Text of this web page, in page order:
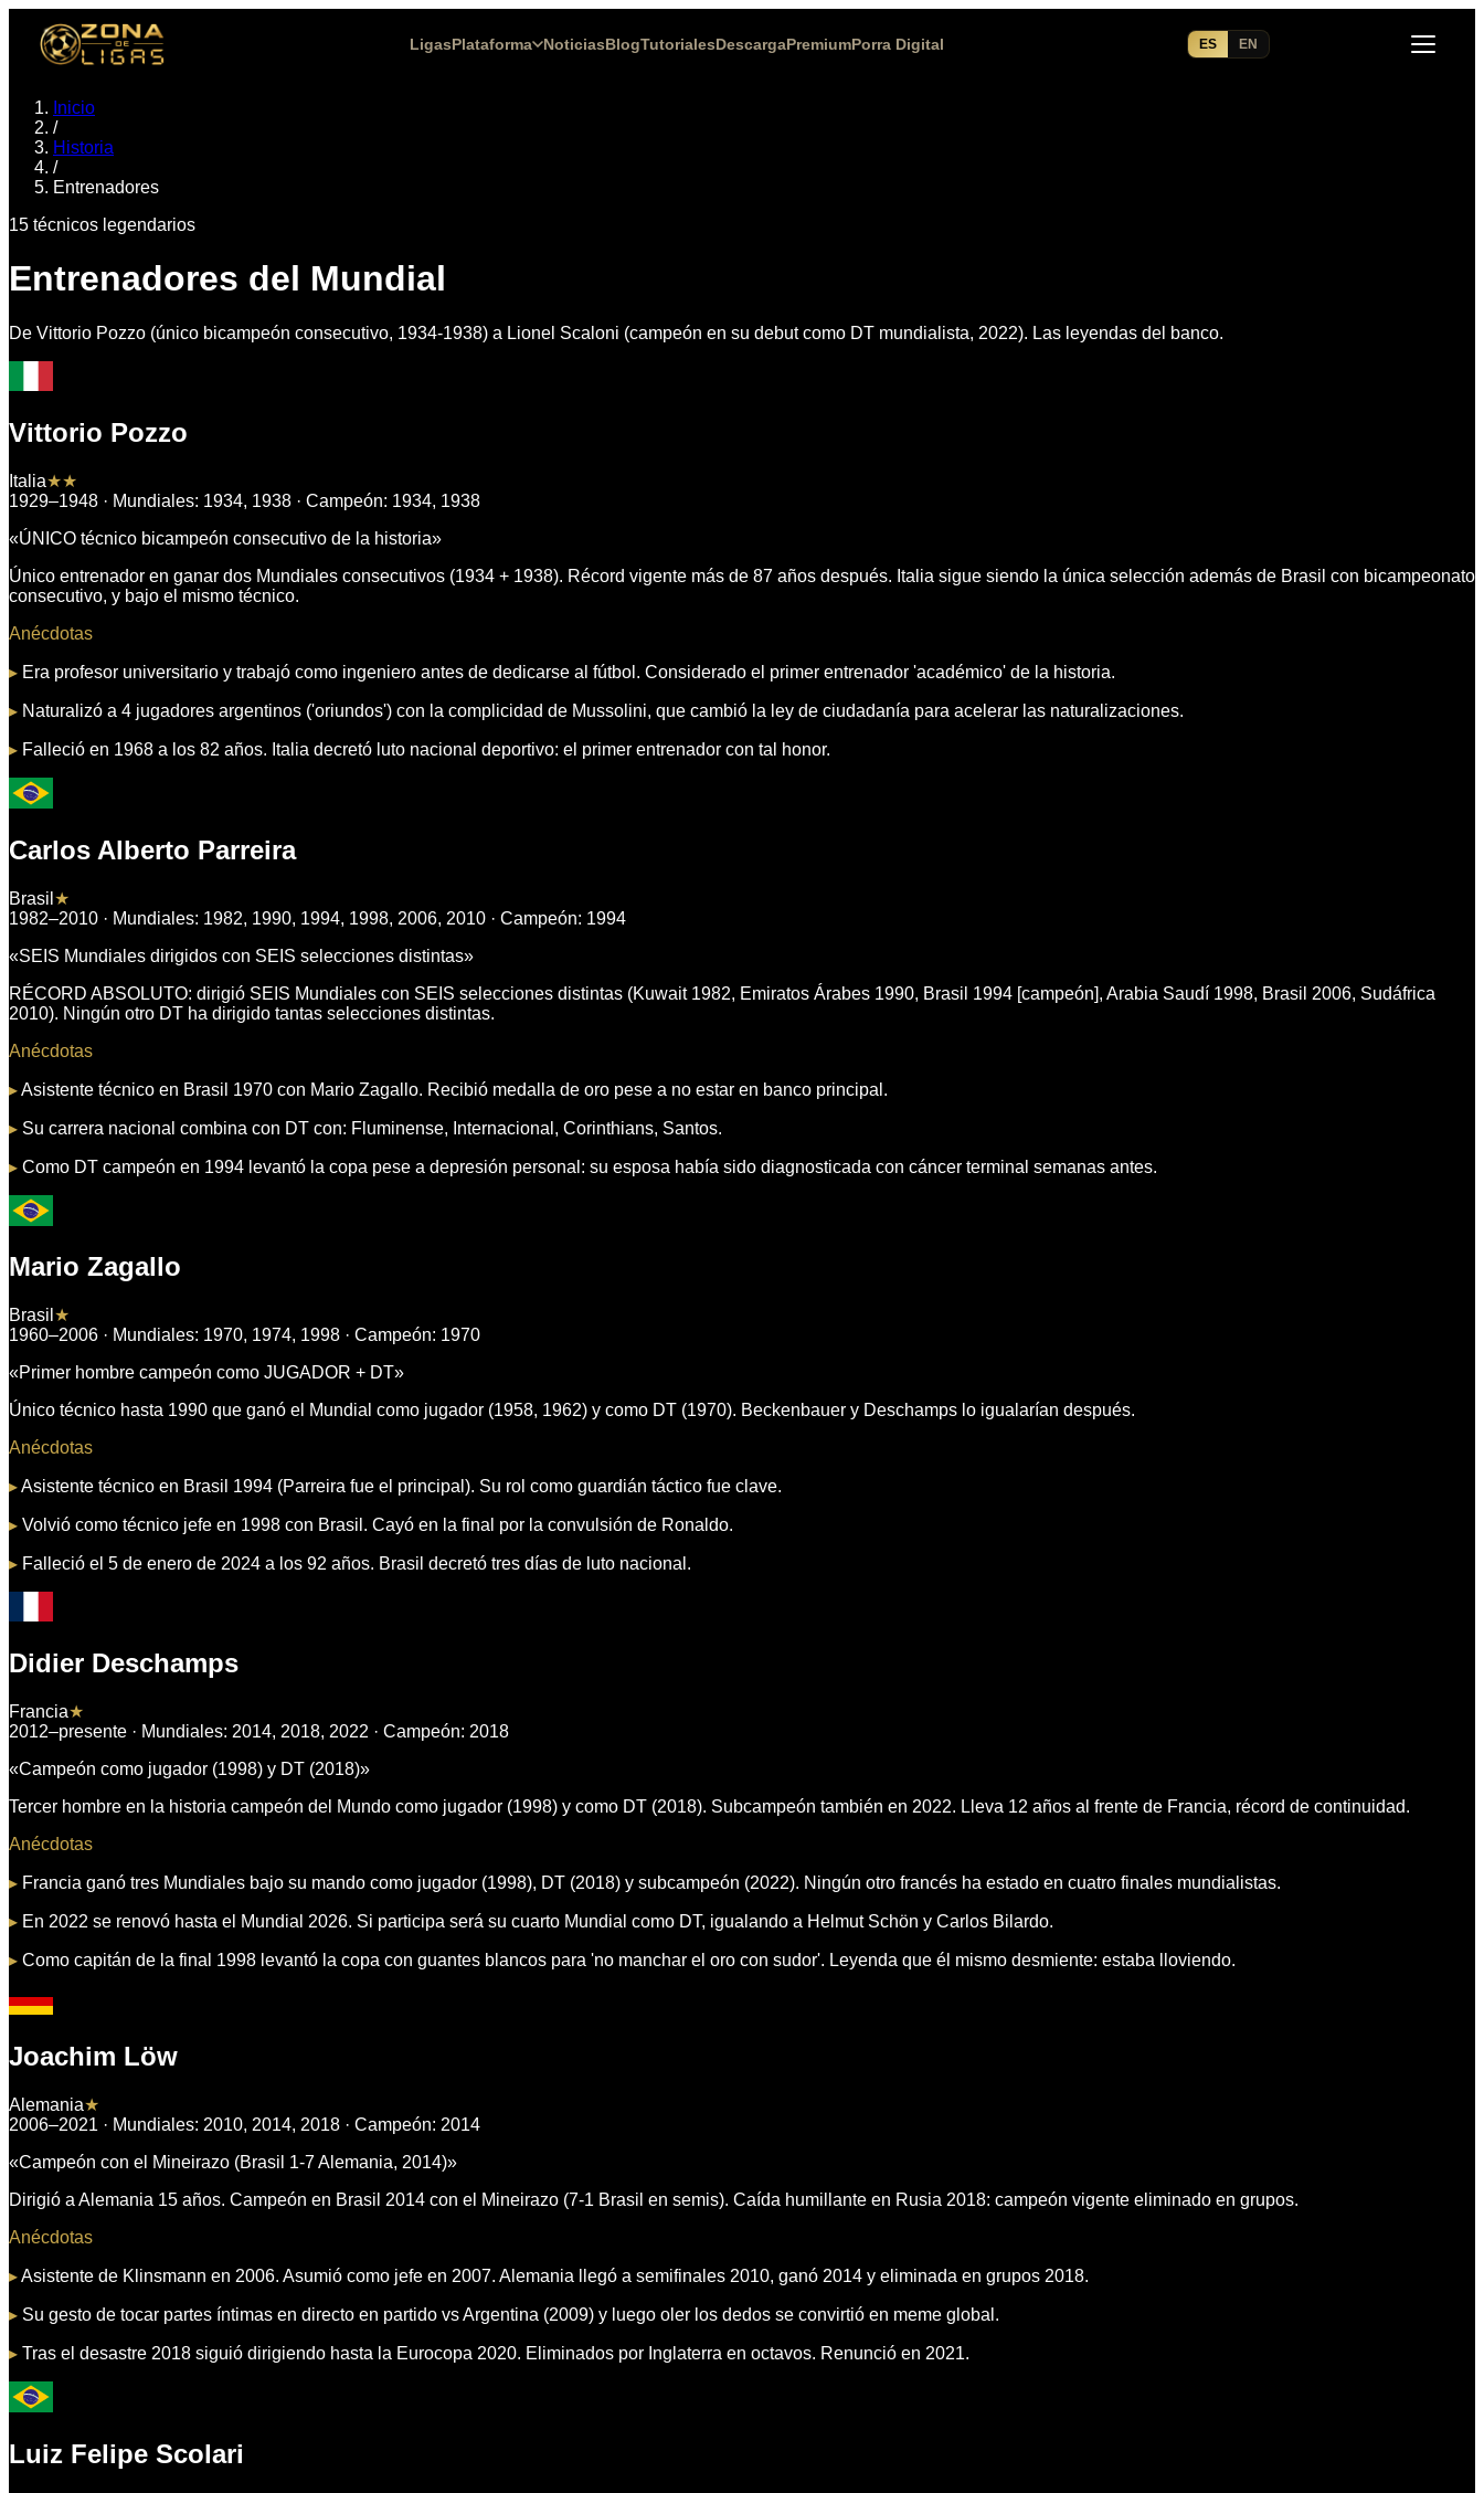
LigasPlataforma NoticiasBlogTutorialesDescargaPremiumPorra Digital ES EN
Inicio
/
Historia
/
Entrenadores
15 técnicos legendarios
Entrenadores del Mundial
De Vittorio Pozzo (único bicampeón consecutivo, 1934-1938) a Lionel Scaloni (campeón en su debut como DT mundialista, 2022). Las leyendas del banco.
Vittorio Pozzo
Italia★★
1929–1948 · Mundiales: 1934, 1938 · Campeón: 1934, 1938
«ÚNICO técnico bicampeón consecutivo de la historia»
Único entrenador en ganar dos Mundiales consecutivos (1934 + 1938). Récord vigente más de 87 años después. Italia sigue siendo la única selección además de Brasil con bicampeonato
consecutivo, y bajo el mismo técnico.
Anécdotas
▸ Era profesor universitario y trabajó como ingeniero antes de dedicarse al fútbol. Considerado el primer entrenador 'académico' de la historia.
▸ Naturalizó a 4 jugadores argentinos ('oriundos') con la complicidad de Mussolini, que cambió la ley de ciudadanía para acelerar las naturalizaciones.
▸ Falleció en 1968 a los 82 años. Italia decretó luto nacional deportivo: el primer entrenador con tal honor.
Carlos Alberto Parreira
Brasil ★
1982–2010 · Mundiales: 1982, 1990, 1994, 1998, 2006, 2010 · Campeón: 1994
«SEIS Mundiales dirigidos con SEIS selecciones distintas»
RÉCORD ABSOLUTO: dirigió SEIS Mundiales con SEIS selecciones distintas (Kuwait 1982, Emiratos Árabes 1990, Brasil 1994 [campeón], Arabia Saudí 1998, Brasil 2006, Sudáfrica
2010). Ningún otro DT ha dirigido tantas selecciones distintas.
Anécdotas
▸Asistente técnico en Brasil 1970 con Mario Zagallo. Recibió medalla de oro pese a no estar en banco principal.
▸ Su carrera nacional combina con DT con: Fluminense, Internacional, Corinthians, Santos.
▸ Como DT campeón en 1994 levantó la copa pese a depresión personal: su esposa había sido diagnosticada con cáncer terminal semanas antes.
Mario Zagallo
Brasil ★
1960–2006 · Mundiales: 1970, 1974, 1998 · Campeón: 1970
«Primer hombre campeón como JUGADOR + DT»
Único técnico hasta 1990 que ganó el Mundial como jugador (1958, 1962) y como DT (1970). Beckenbauer y Deschamps lo igualarían después.
Anécdotas
▸Asistente técnico en Brasil 1994 (Parreira fue el principal). Su rol como guardián táctico fue clave.
▸ Volvió como técnico jefe en 1998 con Brasil. Cayó en la final por la convulsión de Ronaldo.
▸ Falleció el 5 de enero de 2024 a los 92 años. Brasil decretó tres días de luto nacional.
Didier Deschamps
Francia★
2012–presente · Mundiales: 2014, 2018, 2022 · Campeón: 2018
«Campeón como jugador (1998) y DT (2018)»
Tercer hombre en la historia campeón del Mundo como jugador (1998) y como DT (2018). Subcampeón también en 2022. Lleva 12 años al frente de Francia, récord de continuidad.
Anécdotas
▸ Francia ganó tres Mundiales bajo su mando como jugador (1998), DT (2018) y subcampeón (2022). Ningún otro francés ha estado en cuatro finales mundialistas.
▸ En 2022 se renovó hasta el Mundial 2026. Si participa será su cuarto Mundial como DT, igualando a Helmut Schön y Carlos Bilardo.
▸ Como capitán de la final 1998 levantó la copa con guantes blancos para 'no manchar el oro con sudor'. Leyenda que él mismo desmiente: estaba lloviendo.
Joachim Löw
Alemania★
2006–2021 · Mundiales: 2010, 2014, 2018 · Campeón: 2014
«Campeón con el Mineirazo (Brasil 1-7 Alemania, 2014)»
Dirigió a Alemania 15 años. Campeón en Brasil 2014 con el Mineirazo (7-1 Brasil en semis). Caída humillante en Rusia 2018: campeón vigente eliminado en grupos.
Anécdotas
▸Asistente de Klinsmann en 2006. Asumió como jefe en 2007. Alemania llegó a semifinales 2010, ganó 2014 y eliminada en grupos 2018.
▸ Su gesto de tocar partes íntimas en directo en partido vs Argentina (2009) y luego oler los dedos se convirtió en meme global.
▸ Tras el desastre 2018 siguió dirigiendo hasta la Eurocopa 2020. Eliminados por Inglaterra en octavos. Renunció en 2021.
Luiz Felipe Scolari